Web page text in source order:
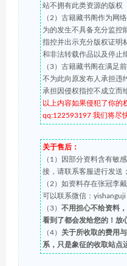
站不拥有此类资源的版权
（2）古籍藏书阁作为网
为的发生不具备充分监控
指控并出示充分版权证明
和非法转载作品以及停止
（3）古籍藏书阁在满足
不为此向原发布人承担违
承担因侵权指控不成立而
以上内容如果侵犯了你的
qq:122593197 我们将尽
关于售后：
（1）因部分资料含有敏
接，请联系客服进行发送；
（2）如资料存在张冠李
可以联系微信：yishanguji
（3） 不用担心不给资料
看到了都会发给您的！放
（4） 关于所收取的费用
系，只是象征的收取站点